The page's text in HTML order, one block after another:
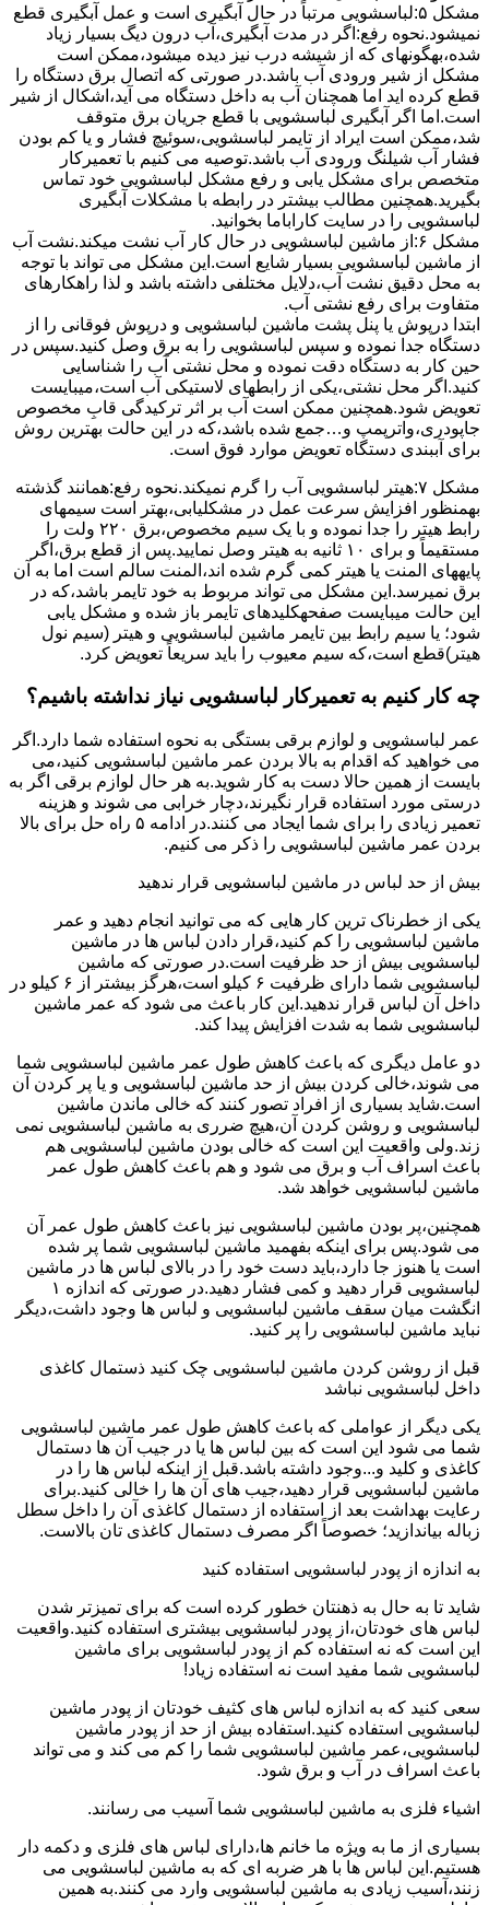
مشکل ۵:لباسشویی مرتباً در ﺣﺎل آﺑﮕﯿﺮی اﺳﺖ و ﻋﻤﻞ آﺑﮕﯿﺮی ﻗﻄﻊ
نمیشود.نحوه رﻓﻊ:اﮔﺮ در ﻣﺪت آﺑﮕﯿﺮی،آب درون دﯾﮓ ﺑﺴﯿﺎر زﯾﺎد
ﺷﺪه،بهگونهای ﮐﻪ از ﺷﯿﺸﻪ درب ﻧﯿﺰ دﯾﺪه میشود،ممکن است
مشکل از شیر ورودی آب باشد.در صورتی که اتصال برق دستگاه را
قطع کرده اید اما همچنان آب به داخل دستگاه می آید،اشکال از شیر
است.اما اگر آبگیری لباسشویی با قطع جریان برق متوقف
شد،ممکن است ایراد از تایمر لباسشویی،سوئیچ فشار و یا کم بودن
فشار آب شیلنگ ورودی آب باشد.توصیه می کنیم با تعمیرکار
متخصص برای مشکل یابی و رفع مشکل لباسشویی خود تماس
بگیرید.همچنین مطالب بیشتر در رابطه با مشکلات آبگیری
لباسشویی را در سایت کاراباما بخوانید.
مشکل ۶:از ﻣﺎﺷﯿﻦ لباسشویی در ﺣﺎل ﮐﺎر آب ﻧﺸﺖ میکند.نشت آب
از ماشین لباسشویی بسیار شایع است.این مشکل می تواند با توجه
به محل دقیق نشت آب،دلایل مختلفی داشته باشد و لذا راهکارهای
متفاوت برای رفع نشتی آب.
ابتدا درپوش یا پنل ﭘﺸﺖ ﻣﺎﺷﯿﻦ لباسشویی و درپوش ﻓﻮﻗﺎﻧﯽ را از
دستگاه ﺟﺪا ﻧﻤﻮده و ﺳﭙﺲ لباسشویی را ﺑﻪ ﺑﺮق وصل ﮐﻨﯿﺪ.سپس در
حین کار به دستگاه دقت نموده و ﻣﺤﻞ نشتی آب را ﺷﻨﺎﺳﺎﯾﯽ
کنید.اﮔﺮ ﻣﺤﻞ نشتی،ﯾﮑﯽ از رابطهای ﻻﺳﺘﯿﮑﯽ آب اﺳﺖ،میبایست
ﺗﻌﻮﯾﺾ شود.همچنین ﻣﻤﮑﻦ اﺳﺖ آب بر اثر ﺗﺮﮐﯿﺪﮔﯽ قابِ ﻣﺨﺼﻮص
ﺟﺎﭘﻮدری،واترپمپ و…جمع شده ﺑﺎﺷﺪ،ﮐﻪ در این حالت بهترین روش
برای آببندی دستگاه ﺗﻌﻮﯾﺾ ﻣﻮارد ﻓﻮق اﺳﺖ.
مشکل ۷:ﻫﯿﺘﺮ لباسشویی آب را ﮔﺮم نمیکند.نحوه رﻓﻊ:ﻫﻤﺎﻧﻨﺪ ﮔﺬﺷﺘﻪ
بهمنظور اﻓﺰاﯾﺶ ﺳﺮﻋﺖ ﻋﻤﻞ در مشکلیابی،بهتر است سیمهای
راﺑﻂ ﻫﯿﺘﺮ را ﺟﺪا ﻧﻤﻮده و ﺑﺎ ﯾﮏ ﺳﯿﻢ ﻣﺨﺼﻮص،برق ۲۲۰ ولت را
مستقیماً و برای ۱۰ ﺛﺎﻧﯿﻪ ﺑﻪ ﻫﯿﺘﺮ وصل نمایید.ﭘﺲ از ﻗﻄﻊ ﺑﺮق،اﮔﺮ
پایههای اﻟﻤﻨﺖ یا هیتر کمی ﮔﺮم ﺷﺪه اند،اﻟﻤﻨﺖ ﺳﺎﻟﻢ است اما ﺑﻪ آن
ﺑﺮق نمیرسد.اﯾﻦ ﻣﺸﮑﻞ می تواند مربوط به ﺧﻮد ﺗﺎﯾﻤﺮ باشد،ﮐﻪ در
این حالت میبایست صفحهکلیدهای ﺗﺎﯾﻤﺮ باز شده و مشکل یابی
شود؛ ﯾﺎ ﺳﯿﻢ راﺑﻂ ﺑﯿﻦ ﺗﺎﯾﻤﺮ ماشین لباسشویی و ﻫﯿﺘﺮ (سیم ﻧﻮل
ﻫﯿﺘﺮ)ﻗﻄﻊ اﺳﺖ،ﮐﻪ ﺳﯿﻢ ﻣﻌﯿﻮب را ﺑﺎﯾﺪ سریعاً ﺗﻌﻮﯾﺾ کرد.
چه کار کنیم به تعمیرکار لباسشویی نیاز نداشته باشیم؟
عمر لباسشویی و لوازم برقی بستگی به نحوه استفاده شما دارد.اگر
می خواهید که اقدام به بالا بردن عمر ماشین لباسشویی کنید،می
بایست از همین حالا دست به کار شوید.به هر حال لوازم برقی اگر به
درستی مورد استفاده قرار نگیرند،دچار خرابی می شوند و هزینه
تعمیر زیادی را برای شما ایجاد می کنند.در ادامه ۵ راه حل برای بالا
بردن عمر ماشین لباسشویی را ذکر می کنیم.
بیش از حد لباس در ماشین لباسشویی قرار ندهید
یکی از خطرناک ترین کار هایی که می توانید انجام دهید و عمر
ماشین لباسشویی را کم کنید،قرار دادن لباس ها در ماشین
لباسشویی بیش از حد ظرفیت است.در صورتی که ماشین
لباسشویی شما دارای ظرفیت ۶ کیلو است،هرگز بیشتر از ۶ کیلو در
داخل آن لباس قرار ندهید.این کار باعث می شود که عمر ماشین
لباسشویی شما به شدت افزایش پیدا کند.
دو عامل دیگری که باعث کاهش طول عمر ماشین لباسشویی شما
می شوند،خالی کردن بیش از حد ماشین لباسشویی و یا پر کردن آن
است.شاید بسیاری از افراد تصور کنند که خالی ماندن ماشین
لباسشویی و روشن کردن آن،هیچ ضرری به ماشین لباسشویی نمی
زند.ولی واقعیت این است که خالی بودن ماشین لباسشویی هم
باعث اسراف آب و برق می شود و هم باعث کاهش طول عمر
ماشین لباسشویی خواهد شد.
همچنین،پر بودن ماشین لباسشویی نیز باعث کاهش طول عمر آن
می شود.پس برای اینکه بفهمید ماشین لباسشویی شما پر شده
است یا هنوز جا دارد،باید دست خود را در بالای لباس ها در ماشین
لباسشویی قرار دهید و کمی فشار دهید.در صورتی که اندازه ۱
انگشت میان سقف ماشین لباسشویی و لباس ها وجود داشت،دیگر
نباید ماشین لباسشویی را پر کنید.
قبل از روشن کردن ماشین لباسشویی چک کنید ذستمال کاغذی
داخل لباسشویی نباشد
یکی دیگر از عواملی که باعث کاهش طول عمر ماشین لباسشویی
شما می شود این است که بین لباس ها یا در جیب آن ها دستمال
کاغذی و کلید و...وجود داشته باشد.قبل از اینکه لباس ها را در
ماشین لباسشویی قرار دهید،جیب های آن ها را خالی کنید.برای
رعایت بهداشت بعد از استفاده از دستمال کاغذی آن را داخل سطل
زباله بیاندازید؛ خصوصاً اگر مصرف دستمال کاغذی تان بالاست.
به اندازه از پودر لباسشویی استفاده کنید
شاید تا به حال به ذهنتان خطور کرده است که برای تمیزتر شدن
لباس های خودتان،از پودر لباسشویی بیشتری استفاده کنید.واقعیت
این است که نه استفاده کم از پودر لباسشویی برای ماشین
لباسشویی شما مفید است نه استفاده زیاد!
سعی کنید که به اندازه لباس های کثیف خودتان از پودر ماشین
لباسشویی استفاده کنید.استفاده بیش از حد از پودر ماشین
لباسشویی،عمر ماشین لباسشویی شما را کم می کند و می تواند
باعث اسراف در آب و برق شود.
اشیاء فلزی به ماشین لباسشویی شما آسیب می رسانند.
بسیاری از ما به ویژه ما خانم ها،دارای لباس های فلزی و دکمه دار
هستیم.این لباس ها با هر ضربه ای که به ماشین لباسشویی می
زنند،آسیب زیادی به ماشین لباسشویی وارد می کنند.به همین